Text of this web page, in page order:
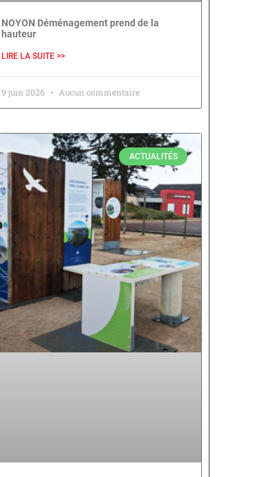
NOYON Déménagement prend de la
hauteur
LIRE LA SUITE >>
9 juin 2026 Aucun commentaire
ACTUALITÉS